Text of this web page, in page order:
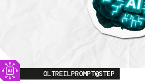
Image
OLTREILPROMPT@STEP